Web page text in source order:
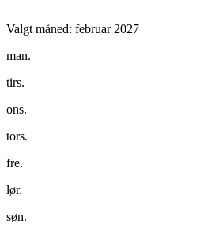
Valgt måned: februar 2027
man.
tirs.
ons.
tors.
fre.
lør.
søn.